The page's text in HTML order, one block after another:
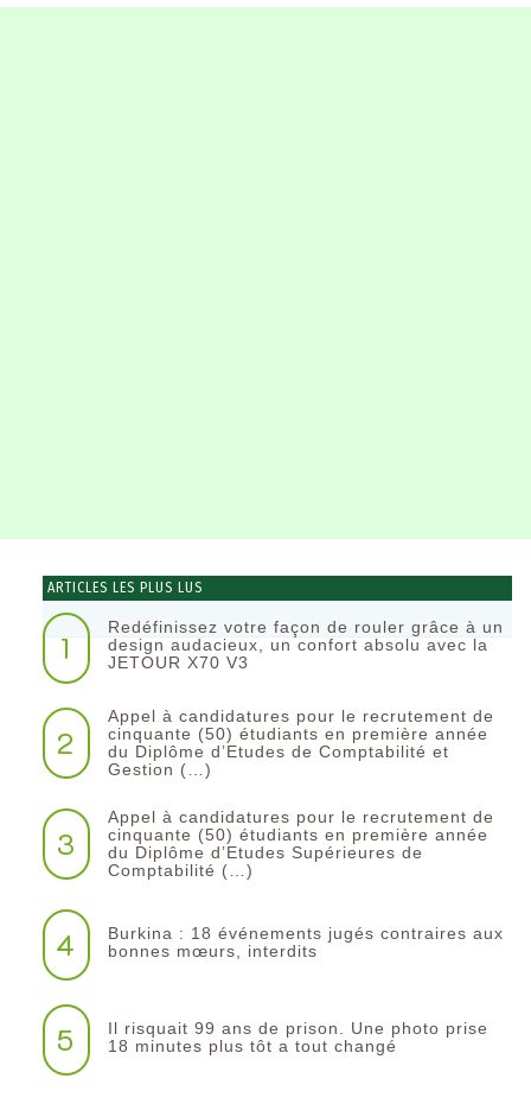
ARTICLES LES PLUS LUS
1
Redéfinissez votre façon de rouler grâce à un
design audacieux, un confort absolu avec la
JETOUR X70 V3
2
Appel à candidatures pour le recrutement de
cinquante (50) étudiants en première année
du Diplôme d’Etudes de Comptabilité et
Gestion (…)
3
Appel à candidatures pour le recrutement de
cinquante (50) étudiants en première année
du Diplôme d’Etudes Supérieures de
Comptabilité (…)
4
Burkina : 18 événements jugés contraires aux
bonnes mœurs, interdits
5
Il risquait 99 ans de prison. Une photo prise
18 minutes plus tôt a tout changé